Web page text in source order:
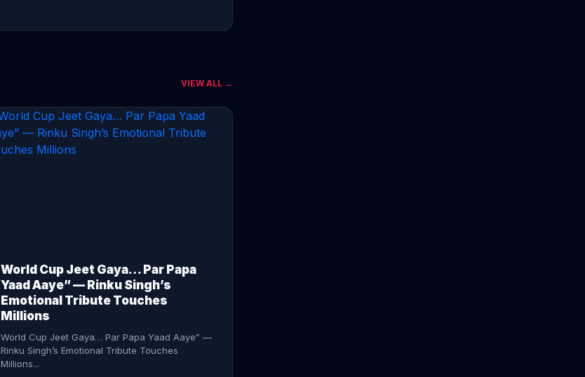
CONTINUE READING →
VIEW ALL →
World Cup Jeet Gaya… Par Papa
Yaad Aaye” — Rinku Singh’s
Emotional Tribute Touches
Millions
World Cup Jeet Gaya… Par Papa Yaad Aaye” —
Rinku Singh’s Emotional Tribute Touches
Millions...